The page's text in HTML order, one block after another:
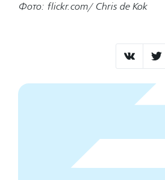
Фото: flickr.com/ Chris de Kok